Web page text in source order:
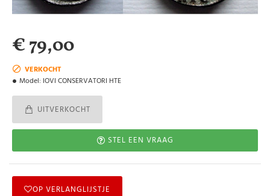
VERKOCHT
Model: IOVI CONSERVATORI HTE
€ 79,00
UITVERKOCHT
STEL EEN VRAAG
OP VERLANGLIJSTJE